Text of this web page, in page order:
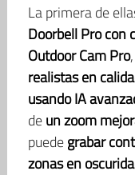
La primera de
Doorbell Pro con
Outdoor Cam Pro
realistas en
usando IA
deun zoom
puedegrabar
zonas en